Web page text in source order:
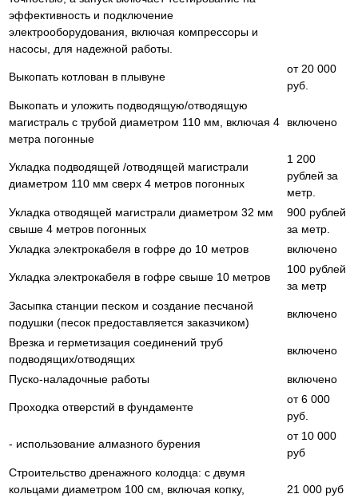
эффективность и подключение
электрооборудования, включая компрессоры и
насосы, для надежной работы.
Выкопать котлован в плывуне
от 20 000
руб.
Выкопать и уложить подводящую/отводящую
магистраль с трубой диаметром 110 мм, включая 4
метра погонные
включено
Укладка подводящей /отводящей магистрали
диаметром 110 мм сверх 4 метров погонных
1 200
рублей за
метр.
Укладка отводящей магистрали диаметром 32 мм
свыше 4 метров погонных
900 рублей
за метр.
Укладка электрокабеля в гофре до 10 метров
включено
Укладка электрокабеля в гофре свыше 10 метров
100 рублей
за метр
Засыпка станции песком и создание песчаной
подушки (песок предоставляется заказчиком)
включено
Врезка и герметизация соединений труб
подводящих/отводящих
включено
Пуско-наладочные работы включено
Проходка отверстий в фундаменте
от 6 000
руб.
- использование алмазного бурения
от 10 000
руб
Строительство дренажного колодца: с двумя
кольцами диаметром 100 см, включая копку,
21 000 руб